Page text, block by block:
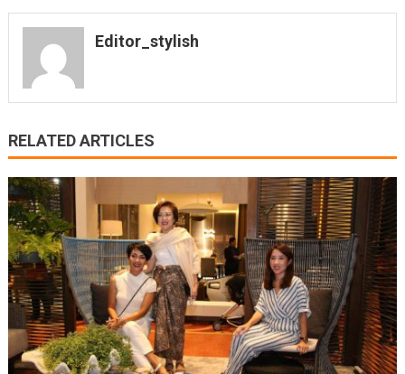
Editor_stylish
RELATED ARTICLES